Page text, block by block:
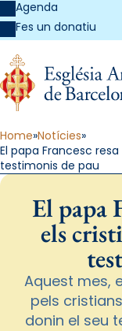
Agenda
Fes un donatiu
Home Notícies
El papa Francesc
testimonis de pau
El papa
els
Aquest mes,
pels
donin el seu